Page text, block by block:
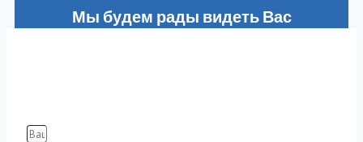
Мы будем рады видеть Вас